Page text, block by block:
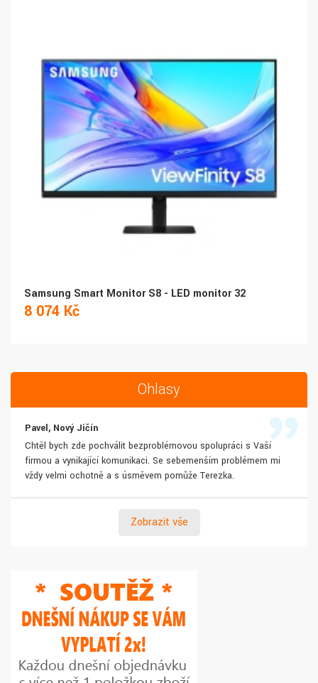
Samsung Smart Monitor S8 - LED monitor 32
8 074 Kč
Ohlasy
Pavel, Nový Jičín
Chtěl bych zde pochválit bezproblémovou spolupráci s Vaší
firmou a vynikající komunikaci. Se sebemenším problémem mi
vždy velmi ochotně a s úsměvem pomůže Terezka.
Zobrazit vše